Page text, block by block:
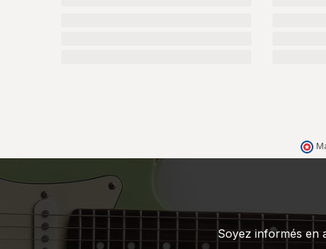
Soyez informés en